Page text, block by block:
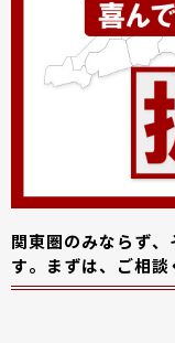
関東圏のみならず
す。まずは、ご相談